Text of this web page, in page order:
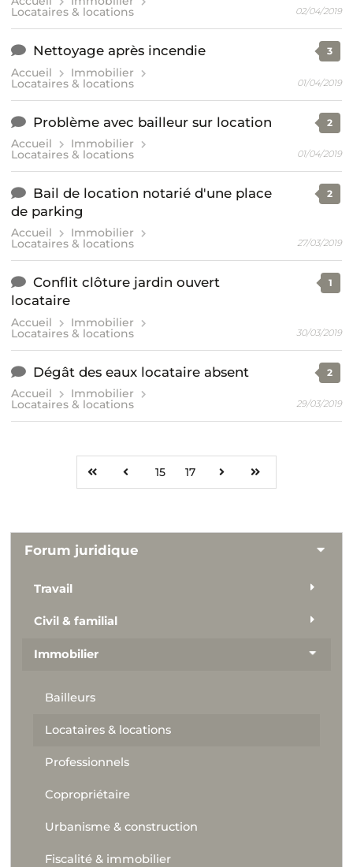
Locataires & locations 02/04/2019
Nettoyage après incendie
Accueil Immobilier
Locataires & locations
3
01/04/2019
Problème avec bailleur sur location
Accueil Immobilier
Locataires & locations
2
01/04/2019
Bail de location notarié d'une place
de parking
Accueil Immobilier
Locataires & locations
2
27/03/2019
Conflit clôture jardin ouvert
locataire
Accueil Immobilier
Locataires & locations
1
30/03/2019
Dégât des eaux locataire absent
Accueil Immobilier
Locataires & locations
2
29/03/2019
15 17
Forum juridique
Travail
Civil & familial
Immobilier
Bailleurs
Locataires & locations
Professionnels
Copropriétaire
Urbanisme & construction
Fiscalité & immobilier